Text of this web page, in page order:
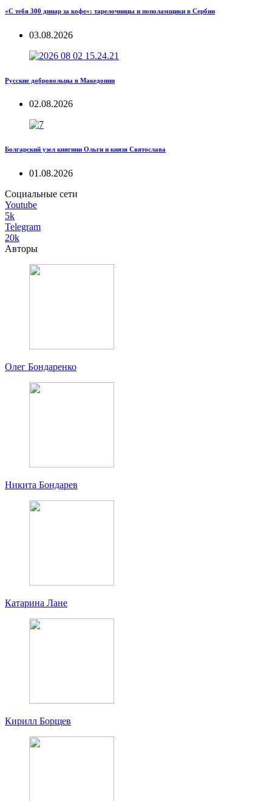
«С тебя 300 динар за кофе»: тарелочницы и пополамщики в Сербии
03.08.2026
Русские добровольцы в Македонии
02.08.2026
Болгарский узел княгини Ольги и князя Святослава
01.08.2026
Социальные сети
Youtube
5k
Telegram
20k
Авторы
Олег Бондаренко
Никита Бондарев
Катарина Лане
Кирилл Борщев